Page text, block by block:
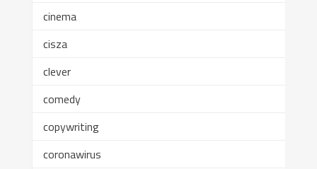
cinema
cisza
clever
comedy
copywriting
coronawirus